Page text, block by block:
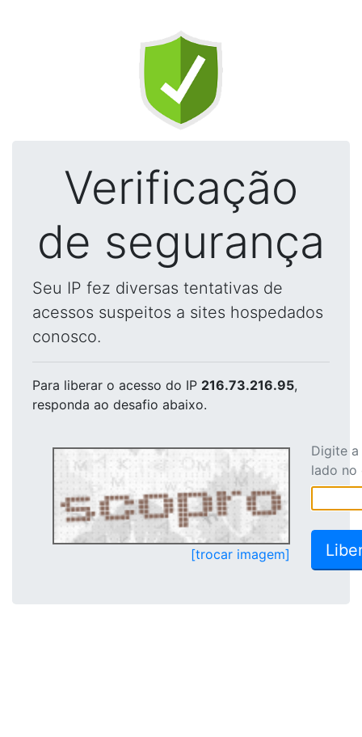
Verificação
de segurança
Seu IP fez diversas tentativas de
acessos suspeitos a sites hospedados
conosco.
Para liberar o acesso do IP 216.73.216.95,
responda ao desafio abaixo.
[trocar imagem]
Digite
lado no